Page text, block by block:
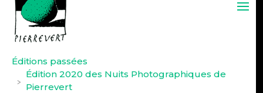
Éditions passées
>
Édition 2020 des Nuits Photographiques de
Pierrevert